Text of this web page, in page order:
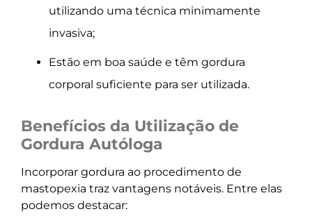
utilizando uma técnica minimamente
invasiva;
Estão em boa saúde e têm gordura
corporal suficiente para ser utilizada.
Benefícios da Utilização de
Gordura Autóloga
Incorporar gordura ao procedimento de
mastopexia traz vantagens notáveis. Entre elas
podemos destacar: